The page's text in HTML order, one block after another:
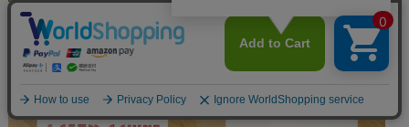
SOFTMACHINE　　「VALUE
POSTER」　A3ポスター
¥2,200(税込)
SOFTMACHINE　　「1978
POSTER」　A3ポスター
¥2,200